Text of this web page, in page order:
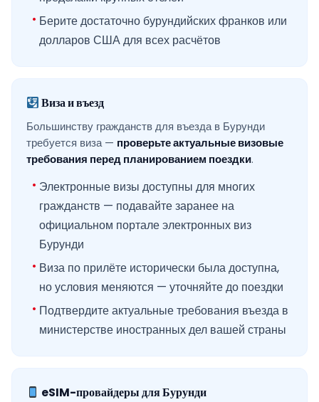
Берите достаточно бурундийских франков или
долларов США для всех расчётов
Виза и въезд
Большинству гражданств для въезда в Бурунди
требуется виза — проверьте актуальные визовые
требования перед планированием поездки.
Электронные визы доступны для многих
гражданств — подавайте заранее на
официальном портале электронных виз
Бурунди
Виза по прилёте исторически была доступна,
но условия меняются — уточняйте до поездки
Подтвердите актуальные требования въезда в
министерстве иностранных дел вашей страны
eSIM-провайдеры для Бурунди